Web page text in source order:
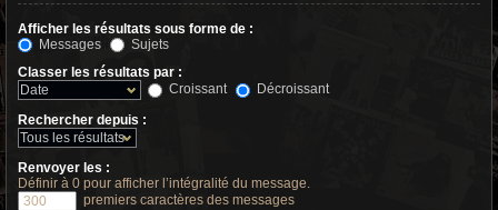
Afficher les résultats sous forme de :
Messages
Sujets
Classer les résultats par :
Croissant
Décroissant
Rechercher depuis :
Renvoyer les :
Définir à 0 pour afficher l’intégralité du message.
premiers caractères des messages